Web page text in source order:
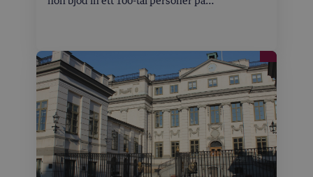
Christina Rambergs första student och ett
justitieråd om hennes betydelse för svensk
juridik.